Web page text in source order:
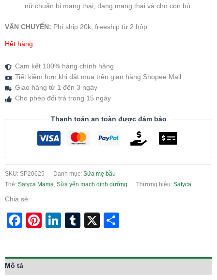
nữ chuẩn bị mang thai, đang mang thai và cho con bú.
VẬN CHUYỂN: Phí ship 20k, freeship từ 2 hộp.
Hết hàng
Cam kết 100% hàng chính hãng
Tiết kiệm hơn khi đặt mua trên gian hàng Shopee Mall
Giao hàng từ 1 đến 3 ngày
Cho phép đổi trả trong 15 ngày
Thanh toán an toàn được đảm bảo
SKU: SP20625 Danh mục: Sữa mẹ bầu
Thẻ: Satyca Mama Sữa yến mạch dinh dưỡng Thương hiệu: Satyca
Chia sẻ:
Facebook
Pinterest
LinkedIn
Tumblr
X
Mô tả